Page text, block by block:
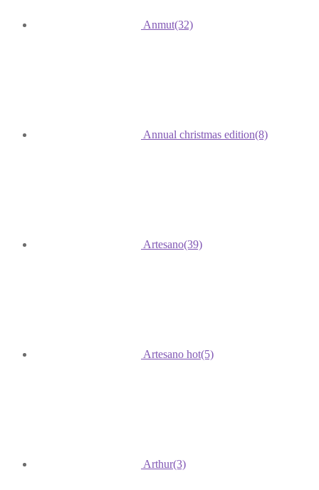
Anmut(32)
Annual christmas edition(8)
Artesano(39)
Artesano hot(5)
Arthur(3)